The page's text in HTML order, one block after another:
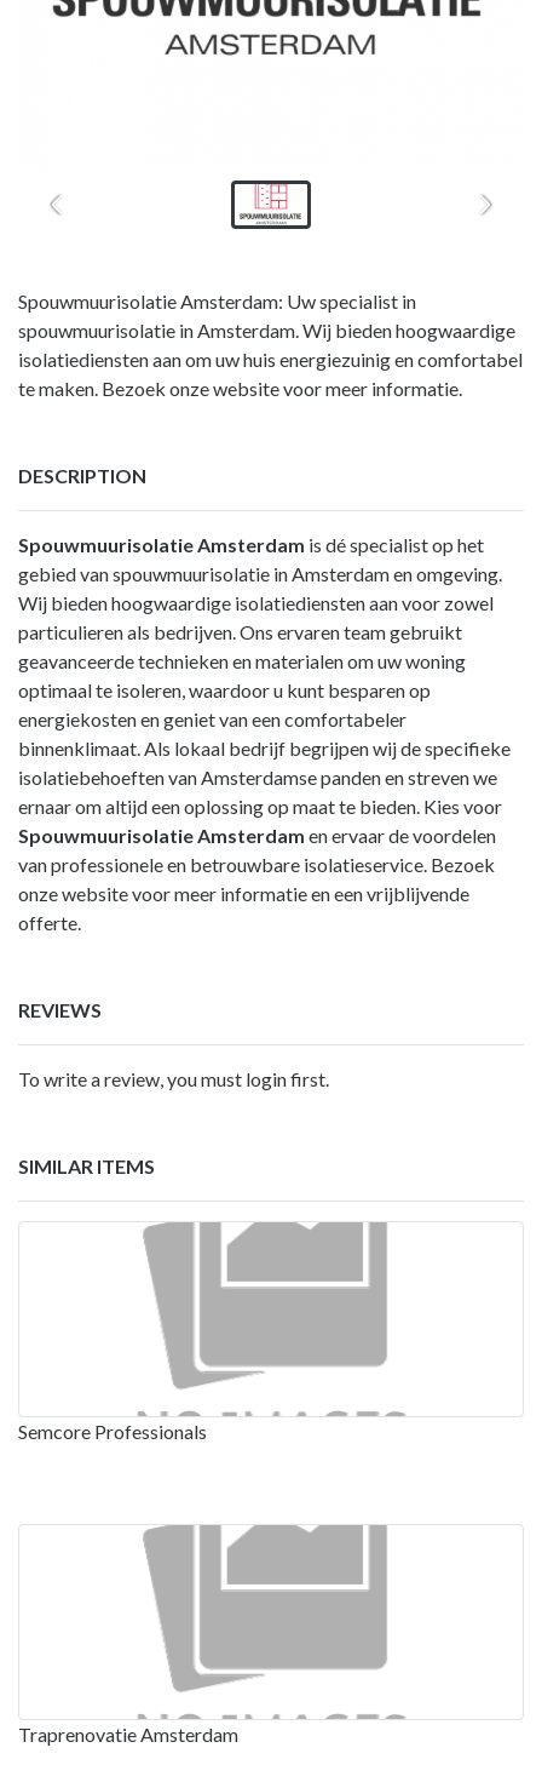
Spouwmuurisolatie Amsterdam: Uw specialist in
spouwmuurisolatie in Amsterdam. Wij bieden hoogwaardige
isolatiediensten aan om uw huis energiezuinig en comfortabel
te maken. Bezoek onze website voor meer informatie.
DESCRIPTION
Spouwmuurisolatie Amsterdam is dé specialist op het
gebied van spouwmuurisolatie in Amsterdam en omgeving.
Wij bieden hoogwaardige isolatiediensten aan voor zowel
particulieren als bedrijven. Ons ervaren team gebruikt
geavanceerde technieken en materialen om uw woning
optimaal te isoleren, waardoor u kunt besparen op
energiekosten en geniet van een comfortabeler
binnenklimaat. Als lokaal bedrijf begrijpen wij de specifieke
isolatiebehoeften van Amsterdamse panden en streven we
ernaar om altijd een oplossing op maat te bieden. Kies voor
Spouwmuurisolatie Amsterdam en ervaar de voordelen
van professionele en betrouwbare isolatieservice. Bezoek
onze website voor meer informatie en een vrijblijvende
offerte.
REVIEWS
To write a review, you must login first.
SIMILAR ITEMS
Semcore Professionals
Traprenovatie Amsterdam